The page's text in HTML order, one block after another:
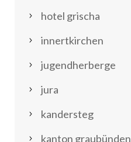
hotel grischa
innertkirchen
jugendherberge
jura
kandersteg
kanton graubünden